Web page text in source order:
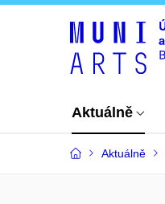
Aktuálně
Aktuálně